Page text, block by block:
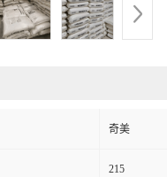
奇美
215